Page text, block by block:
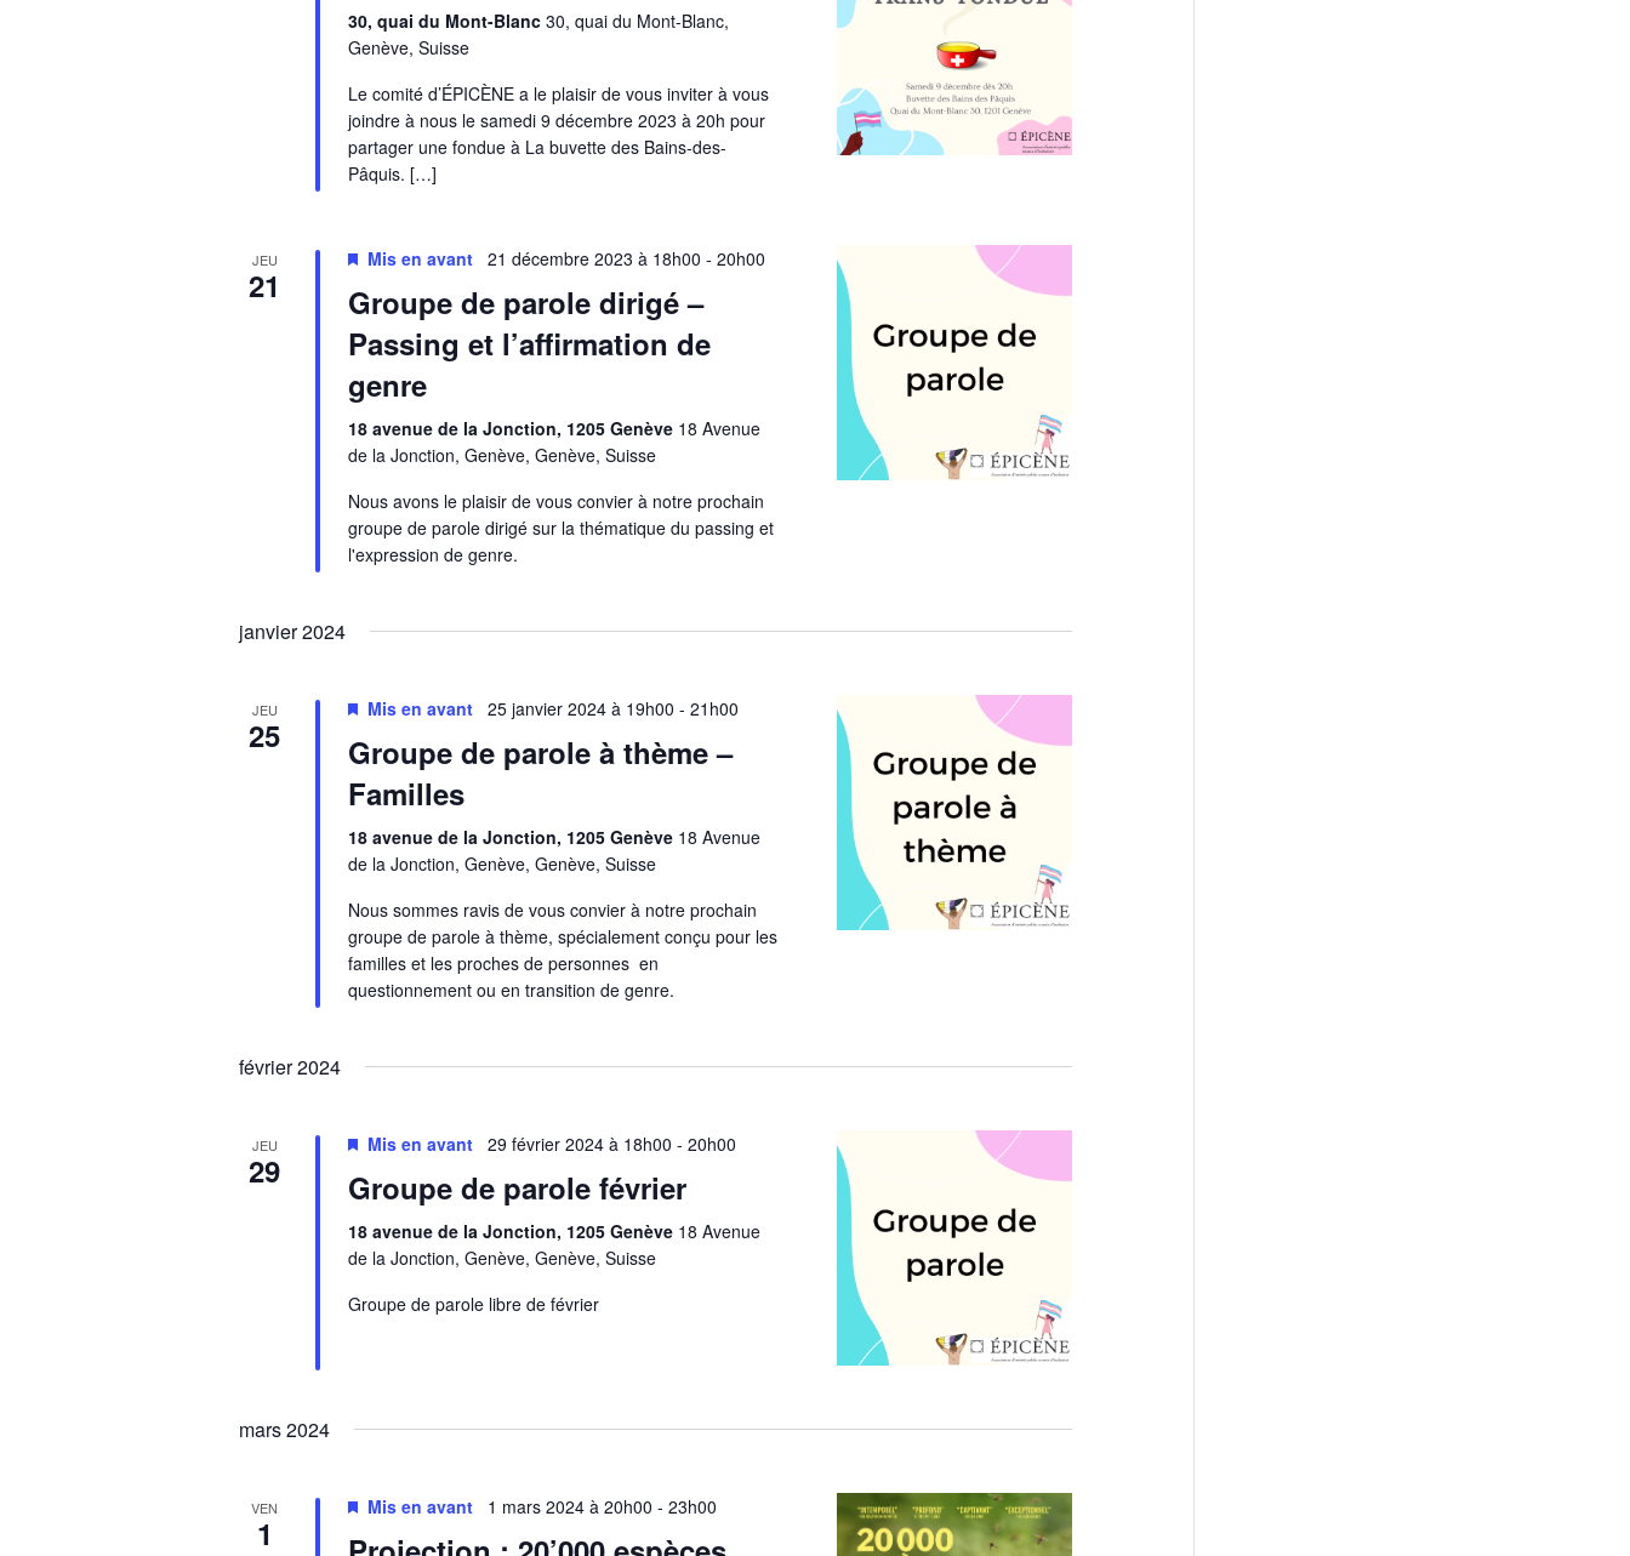
30, quai du Mont-Blanc30, quai du Mont-Blanc,
Genève, Suisse
Le comité d’ÉPICÈNE a le plaisir de vous inviter à vous
joindre à nous le samedi 9 décembre 2023 à 20h pour
partager une fondue à La buvette des Bains-des-
Pâquis. […]
JEU
21
Mis en avant 21 décembre 2023 à 18h00 -20h00
Groupe de parole dirigé –
Passing et l’affirmation de
genre
18 avenue de la Jonction, 1205 Genève 18 Avenue
de la Jonction, Genève, Genève, Suisse
Nous avons le plaisir de vous convier à notre prochain
groupe de parole dirigé sur la thématique du passing et
l'expression de genre.
janvier 2024
JEU
25
Mis en avant 25 janvier 2024 à 19h00 -21h00
Groupe de parole à thème –
Familles
18 avenue de la Jonction, 1205 Genève 18 Avenue
de la Jonction, Genève, Genève, Suisse
Nous sommes ravis de vous convier à notre prochain
groupe de parole à thème, spécialement conçu pour les
familles et les proches de personnes en
questionnement ou en transition de genre.
février 2024
JEU
29
Mis en avant 29 février 2024 à 18h00 -20h00
Groupe de parole février
18 avenue de la Jonction, 1205 Genève 18 Avenue
de la Jonction, Genève, Genève, Suisse
Groupe de parole libre de février
mars 2024
VEN
1
Mis en avant 1 mars 2024 à 20h00 -23h00